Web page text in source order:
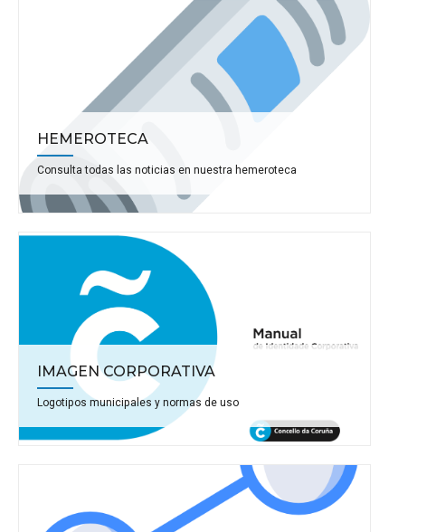
HEMEROTECA
Consulta todas las noticias en nuestra hemeroteca
IMAGEN CORPORATIVA
Logotipos municipales y normas de uso